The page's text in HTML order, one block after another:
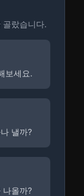
골랐습니다.
보세요.
낼까?
나올까?